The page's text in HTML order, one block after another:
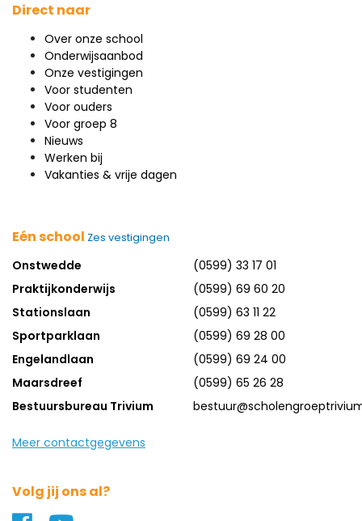
Direct naar
Over onze school
Onderwijsaanbod
Onze vestigingen
Voor studenten
Voor ouders
Voor groep 8
Nieuws
Werken bij
Vakanties & vrije dagen
Eén school Zes vestigingen
Onstwedde
(0599) 33 17 01
Praktijkonderwijs
(0599) 69 60 20
Stationslaan
(0599) 63 11 22
Sportparklaan
(0599) 69 28 00
Engelandlaan
(0599) 69 24 00
Maarsdreef
(0599) 65 26 28
Bestuursbureau Trivium
Meer contactgegevens
Volg jij ons al?